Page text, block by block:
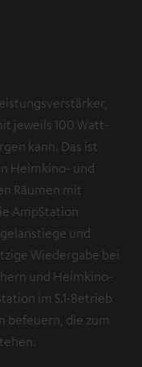
jeweils 100 Watt-
kann. Das ist
Heimkino- und
Räumen mit
AmpStation
und
Wiedergabe bei
und Heimkino-
im 5.1-Betrieb
befeuern, die zum